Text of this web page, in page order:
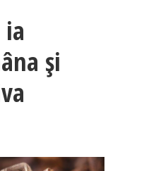
și